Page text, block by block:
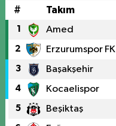
# Takım
1 Amed
2 Erzurumspor FK
3 Başakşehir
4 Kocaelispor
5 Beşiktaş